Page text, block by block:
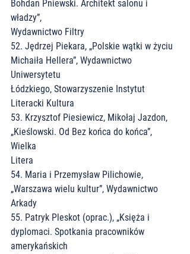
Bohdan Pniewski. Architekt salonu i
władzy”,
Wydawnictwo Filtry
52. Jędrzej Piekara, „Polskie wątki w życiu
Michaiła Hellera”, Wydawnictwo
Uniwersytetu
Łódzkiego, Stowarzyszenie Instytut
Literacki Kultura
53. Krzysztof Piesiewicz, Mikołaj Jazdon,
„Kieślowski. Od Bez końca do końca”,
Wielka
Litera
54. Maria i Przemysław Pilichowie,
„Warszawa wielu kultur”, Wydawnictwo
Arkady
55. Patryk Pleskot (oprac.), „Księża i
dyplomaci. Spotkania pracowników
amerykańskich